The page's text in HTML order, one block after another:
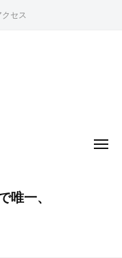
クセス
唯一、
メ